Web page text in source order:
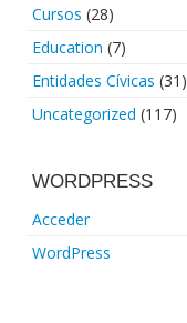
Cursos (28)
Education (7)
Entidades Cívicas (31)
Uncategorized (117)
WORDPRESS
Acceder
WordPress